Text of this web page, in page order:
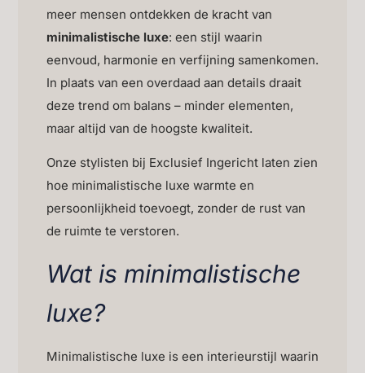
meer mensen ontdekken de kracht van
minimalistische luxe: een stijl waarin
eenvoud, harmonie en verfijning samenkomen.
In plaats van een overdaad aan details draait
deze trend om balans – minder elementen,
maar altijd van de hoogste kwaliteit.
Onze stylisten bij Exclusief Ingericht laten zien
hoe minimalistische luxe warmte en
persoonlijkheid toevoegt, zonder de rust van
de ruimte te verstoren.
Wat is minimalistische
luxe?
Minimalistische luxe is een interieurstijl waarin